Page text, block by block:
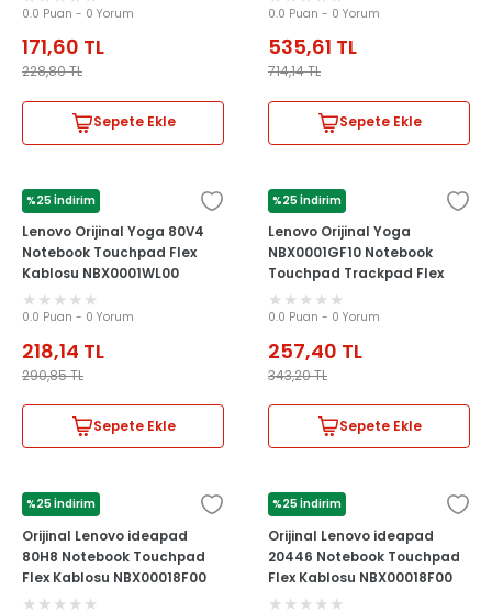
0.0 Puan - 0 Yorum
171,60 TL
228,80TL
Sepete Ekle
0.0 Puan - 0 Yorum
535,61 TL
714,14TL
Sepete Ekle
%25 İndirim
LENOVO
Lenovo Orijinal Yoga 80V4
Notebook Touchpad Flex
Kablosu NBX0001WL00
0.0 Puan - 0 Yorum
218,14 TL
290,85TL
Sepete Ekle
%25 İndirim
LENOVO
Lenovo Orijinal Yoga
NBX0001GF10 Notebook
Touchpad Trackpad Flex
Kablosu
0.0 Puan - 0 Yorum
257,40 TL
343,20TL
Sepete Ekle
%25 İndirim
LENOVO
Orijinal Lenovo ideapad
80H8 Notebook Touchpad
Flex Kablosu NBX00018F00
%25 İndirim
LENOVO
Orijinal Lenovo ideapad
20446 Notebook Touchpad
Flex Kablosu NBX00018F00